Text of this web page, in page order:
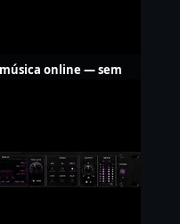
online — sem